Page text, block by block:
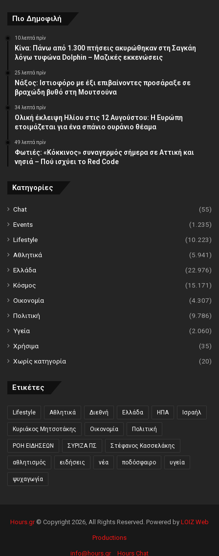
Πιο Δημοφιλή
10 λεπτά πρίν
Κίνα: Πάνω από 1.300 πτήσεις ακυρώθηκαν στη Σαγκάη
λόγω τυφώνα Dolphin – Μαζικές εκκενώσεις
25 λεπτά πρίν
Νάξος: Ιστιοφόρο με έξι επιβαίνοντες προσάραξε σε
βραχώδη βυθό στη Μουτσούνα
34 λεπτά πρίν
Ολική έκλειψη Ηλίου στις 12 Αυγούστου: Η Ευρώπη
ετοιμάζεται για ένα σπάνιο ουράνιο θέαμα
49 λεπτά πρίν
Φωτιές: «Κόκκινος» συναγερμός σήμερα σε Αττική και
νησιά – Πού ισχύει το Red Code
Κατηγορίες
Chat
(55)
Events
(1.235)
Lifestyle
(10.223)
Αθλητικά
(5.941)
Ελλάδα
(22.976)
Κόσμος
(15.171)
Οικονομία
(4.307)
Πολιτική
(9.786)
Υγεία
(2.060)
Χρήσιμα
(35)
Χωρίς κατηγορία
(20)
Ετικέτες
Lifestyle Αθλητικά Διεθνή Ελλάδα ΗΠΑ Ισραήλ
Κυριάκος Μητσοτάκης Οικονομία Πολιτική
ΡΟΗ ΕΙΔΗΣΕΩΝ ΣΥΡΙΖΑ ΠΣ Στέφανος Κασσελάκης
αθλητισμός ειδήσεις νέα ποδόσφαιρο υγεία
ψυχαγωγία
Hours.gr© Copyright 2026, All Rights Reserved. Powered by LOIZ Web
Productions
info@hours.gr Hours Chat